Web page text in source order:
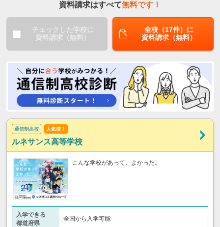
資料請求はすべて無料です！
チェックした学校に
資料請求（無料）
全校（17件）に
資料請求（無料）
通信制高校 人気校！
ルネサンス高等学校
こんな学校があって、よかった。
入学できる
都道府県
全国から入学可能